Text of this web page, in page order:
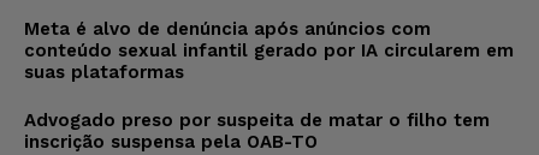
Meta é alvo de denúncia após anúncios com
conteúdo sexual infantil gerado por IA circularem em
suas plataformas
Advogado preso por suspeita de matar o filho tem
inscrição suspensa pela OAB-TO